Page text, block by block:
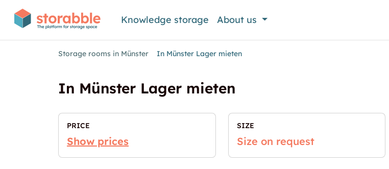
Knowledge storage About us
Storage rooms in Münster In Münster Lager mieten
In Münster Lager mieten
PRICE
Show prices
SIZE
Size on request